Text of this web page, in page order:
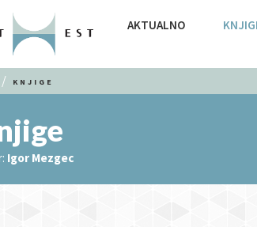
AKTUALNO
KNJIGE
Igor Mezgec